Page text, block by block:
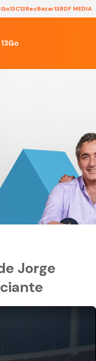
13C13RecBazar13RDF MEDIA
13Go
Jorge